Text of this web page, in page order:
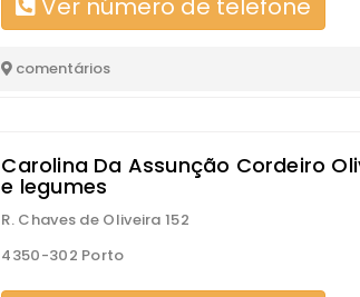
Ver número de telefone
comentários
Carolina Da Assunção Cordeiro
e legumes
R. Chaves de Oliveira 152
4350-302 Porto